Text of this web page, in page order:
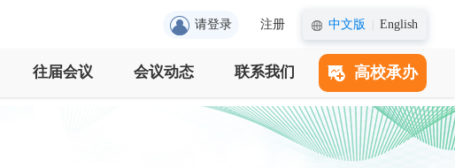
请登录 注册 中文版 English
往届会议 会议动态 联系我们 高校承办